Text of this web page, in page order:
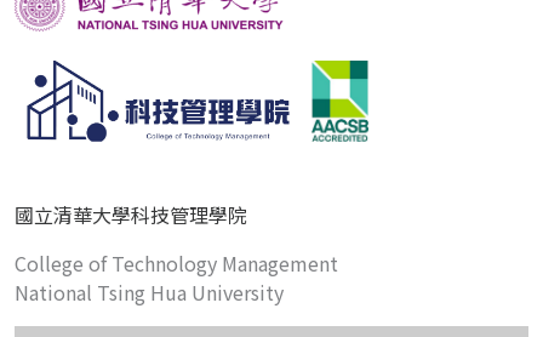
國立清華大學科技管理學院
College of Technology Management
National Tsing Hua University